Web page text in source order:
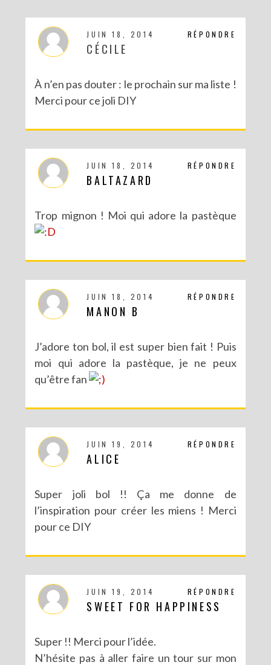
RÉPONDRE
JUIN 18, 2014
CÉCILE
À n’en pas douter : le prochain sur ma liste !
Merci pour ce joli DIY
RÉPONDRE
JUIN 18, 2014
BALTAZARD
Trop mignon ! Moi qui adore la pastèque
RÉPONDRE
JUIN 18, 2014
MANON B
J’adore ton bol, il est super bien fait ! Puis
moi qui adore la pastèque, je ne peux
qu’être fan
RÉPONDRE
JUIN 19, 2014
ALICE
Super joli bol !! Ça me donne de
l’inspiration pour créer les miens ! Merci
pour ce DIY
RÉPONDRE
JUIN 19, 2014
SWEET FOR HAPPINESS
Super !! Merci pour l’idée.
N’hésite pas à aller faire un tour sur mon